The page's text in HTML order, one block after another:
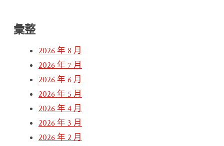
彙整
2026 年 8 月
2026 年 7 月
2026 年 6 月
2026 年 5 月
2026 年 4 月
2026 年 3 月
2026 年 2 月